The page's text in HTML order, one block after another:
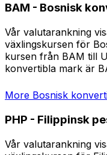
BAM - Bosnisk
Vår valutarankning
växlingskursen för
kursen från BAM till
konvertibla mark är
More Bosnisk
PHP - Filippinsk
Vår valutarankning